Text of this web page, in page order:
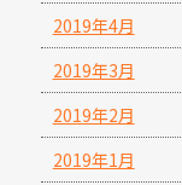
2019年4月
2019年3月
2019年2月
2019年1月